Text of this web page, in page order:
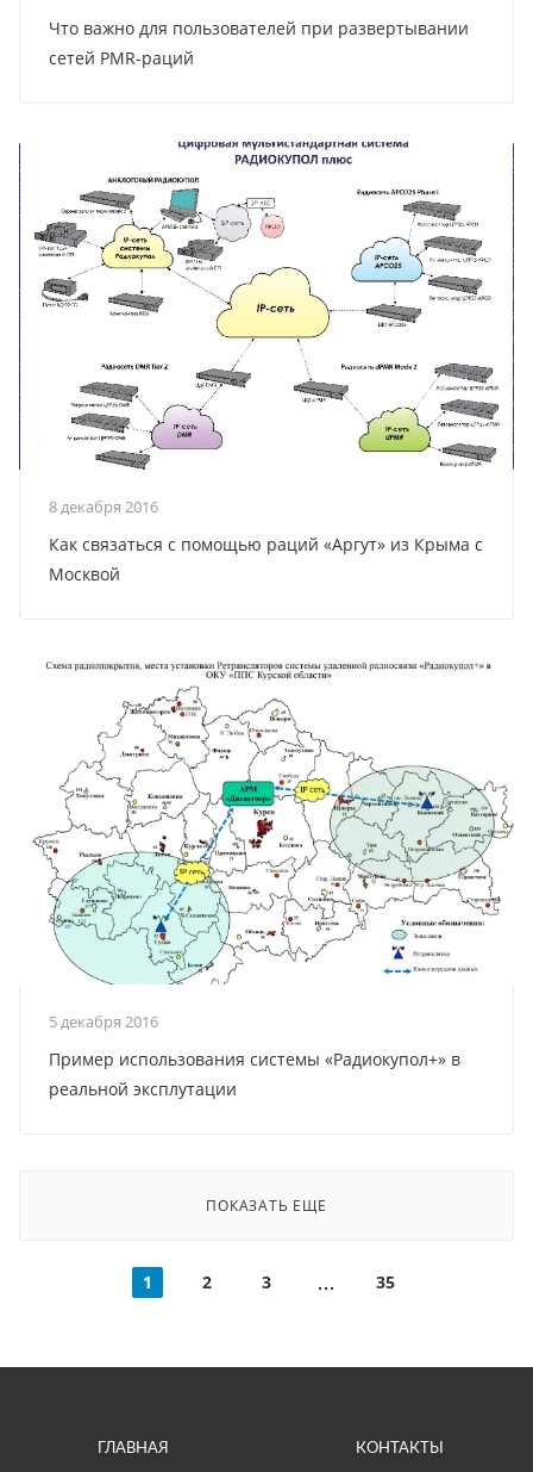
Что важно для пользователей при развертывании
сетей PMR-раций
8 декабря 2016
Как связаться с помощью раций «Аргут» из Крыма с
Москвой
5 декабря 2016
Пример использования системы «Радиокупол+» в
реальной эксплутации
ПОКАЗАТЬ ЕЩЕ
1 2 3 35
ГЛАВНАЯ КОНТАКТЫ